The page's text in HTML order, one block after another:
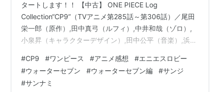
タートします！！ 【中古】 ONE PIECE Log
Collection“CP9”（TVアニメ第285話～第306話）／尾田
栄一郎（原作）,田中真弓（ルフィ）,中井和哉（ゾロ）,
小泉昇（キャラクターデザイン）,田中公平（音楽）,浜口
るCP9 キリン、狼、豹… 個人的にカクのキャラが大好き
で（声も♡） ゾロとウソップの手が手錠でつながってし
まって恐ろしいことに！！ｗｗｗ 手錠はずれるまでは逃
#CP9 #ワンピース #アニメ感想 #エニエスロビー
#ウォーターセブン #ウォーターセブン編 #サンジ
#サンナミ